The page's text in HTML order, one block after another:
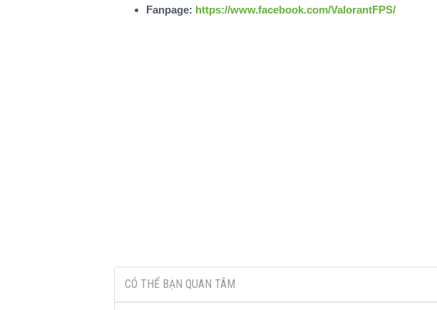
Fanpage: https://www.facebook.com/ValorantFPS/
CÓ THỂ BẠN QUAN TÂM